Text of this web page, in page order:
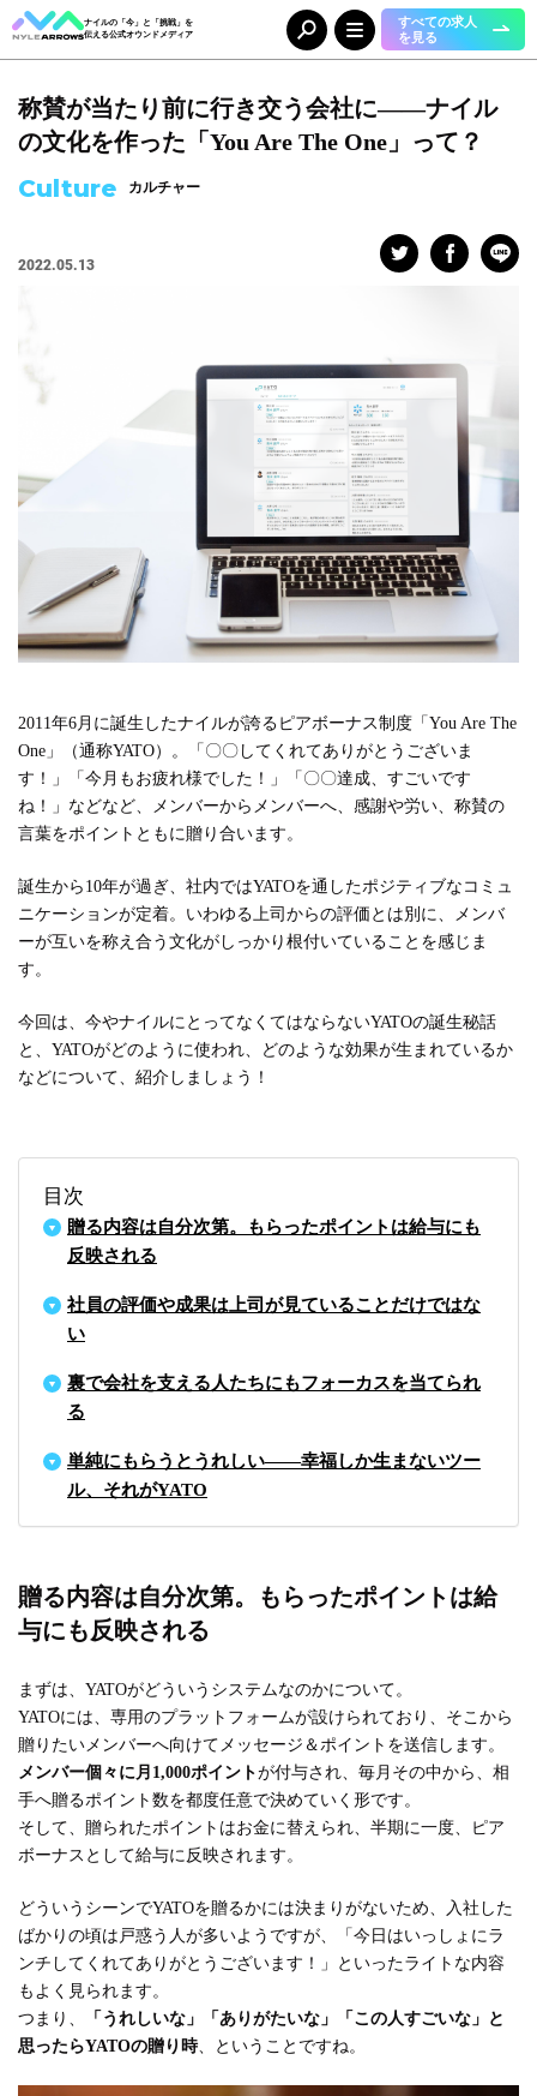
ナイルの「今」と「挑戦」を
伝える公式オウンドメディア
すべての求人
を見る
Category カテゴリ
Tag
#コーポレート本部 #メディア＆ソリューション
#自動車産業DX
#カスタマーサクセス #コンサルタント #セールス
#マーケター #事業開発 #人事
#新卒 #編集
テーマ別
#人事からのメッセージ #安心をつくる仕組み #社内異動
注目の記事
面接で転職理由はどう話すべき？面接官が聞きた
い、模範解答ではない「本音」
称賛が当たり前に行き交う会社に――ナイル
の文化を作った「You Are The One」って？
Culture カルチャー
2022.05.13
2011年6月に誕生したナイルが誇るピアボーナス制度「You Are The
One」（通称YATO）。「〇〇してくれてありがとうございま
す！」「今月もお疲れ様でした！」「〇〇達成、すごいです
ね！」などなど、メンバーからメンバーへ、感謝や労い、称賛の
言葉をポイントともに贈り合います。
誕生から10年が過ぎ、社内ではYATOを通したポジティブなコミュ
ニケーションが定着。いわゆる上司からの評価とは別に、メンバ
ーが互いを称え合う文化がしっかり根付いていることを感じま
す。
今回は、今やナイルにとってなくてはならないYATOの誕生秘話
と、YATOがどのように使われ、どのような効果が生まれているか
などについて、紹介しましょう！
目次
贈る内容は自分次第。もらったポイントは給与にも
反映される
社員の評価や成果は上司が見ていることだけではな
い
裏で会社を支える人たちにもフォーカスを当てられ
る
単純にもらうとうれしい――幸福しか生まないツー
ル、それがYATO
贈る内容は自分次第。もらったポイントは給
与にも反映される
まずは、YATOがどういうシステムなのかについて。
YATOには、専用のプラットフォームが設けられており、そこから
贈りたいメンバーへ向けてメッセージ＆ポイントを送信します。
メンバー個々に月1,000ポイントが付与され、毎月その中から、相
手へ贈るポイント数を都度任意で決めていく形です。
そして、贈られたポイントはお金に替えられ、半期に一度、ピア
ボーナスとして給与に反映されます。
どういうシーンでYATOを贈るかには決まりがないため、入社した
ばかりの頃は戸惑う人が多いようですが、「今日はいっしょにラ
ンチしてくれてありがとうございます！」といったライトな内容
もよく見られます。
つまり、
「うれしいな」「ありがたいな」「この人すごいな」と
思ったらYATOの贈り時、ということですね。